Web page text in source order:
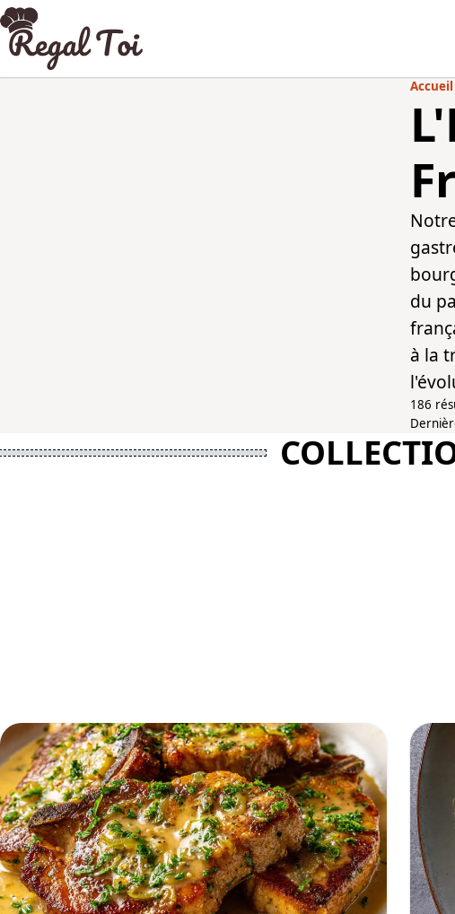
Accueil
du
à la
186